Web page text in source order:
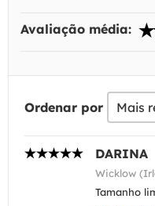
Avaliação média:
Ordenar por
DARINA
Wicklow
Tamanho